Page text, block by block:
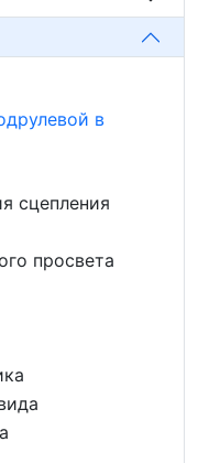
в
сцепления
просвета